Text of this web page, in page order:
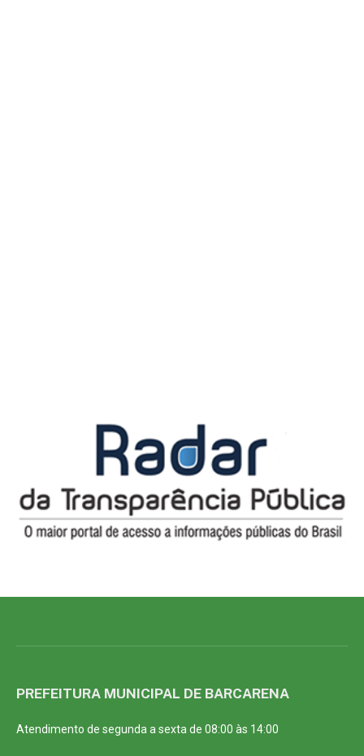
PREFEITURA MUNICIPAL DE BARCARENA
Atendimento de segunda a sexta de 08:00 às 14:00